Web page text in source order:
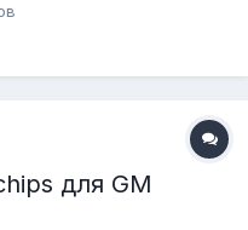
kpp_tremes_t56
для GM